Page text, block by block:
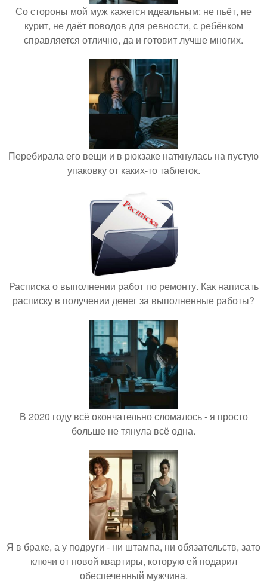
Со стороны мой муж кажется идеальным: не пьёт, не
курит, не даёт поводов для ревности, с ребёнком
справляется отлично, да и готовит лучше многих.
Перебирала его вещи и в рюкзаке наткнулась на пустую
упаковку от каких-то таблеток.
Расписка о выполнении работ по ремонту. Как написать
расписку в получении денег за выполненные работы?
В 2020 году всё окончательно сломалось - я просто
больше не тянула всё одна.
Я в браке, а у подруги - ни штампа, ни обязательств, зато
ключи от новой квартиры, которую ей подарил
обеспеченный мужчина.